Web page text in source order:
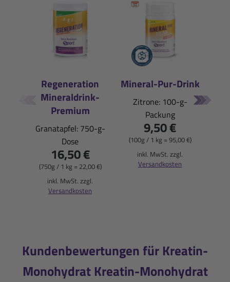
Regeneration
Mineraldrink-
Premium
Granatapfel: 750-g-
Dose
16,50 €
(750g / 1 kg = 22,00 €)
inkl. MwSt. zzgl.
Versandkosten
Mineral-Pur-Drink
Zitrone: 100-g-
Packung
9,50 €
(100g / 1 kg = 95,00 €)
inkl. MwSt. zzgl.
Versandkosten
Kundenbewertungen für Kreatin-
Monohydrat Kreatin-Monohydrat